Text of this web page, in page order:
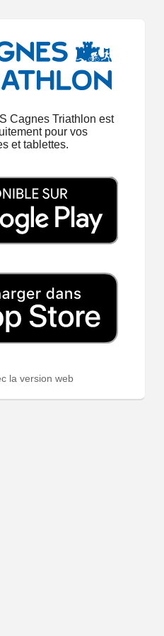
Cagnes Triathlon est
pour vos
et tablettes.
la version web